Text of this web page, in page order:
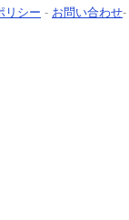
リシー - お問い合わせ-